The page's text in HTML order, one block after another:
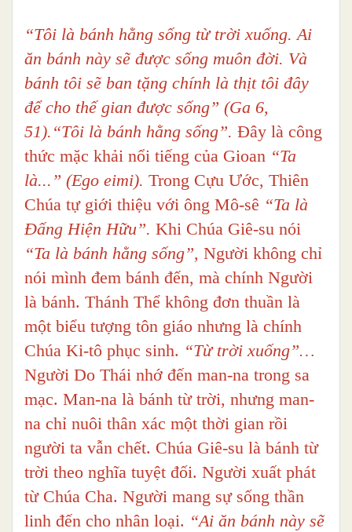
“Tôi là bánh hằng sống từ trời xuống. Ai
ăn bánh này sẽ được sống muôn đời. Và
bánh tôi sẽ ban tặng chính là thịt tôi đây
để cho thế gian được sống” (Ga 6,
51).“Tôi là bánh hằng sống”. Đây là công
thức mặc khải nổi tiếng của Gioan “Ta
là...” (Ego eimi). Trong Cựu Ước, Thiên
Chúa tự giới thiệu với ông Mô-sê “Ta là
Đấng Hiện Hữu”. Khi Chúa Giê-su nói
“Ta là bánh hằng sống”, Người không chỉ
nói mình đem bánh đến, mà chính Người
là bánh. Thánh Thể không đơn thuần là
một biểu tượng tôn giáo nhưng là chính
Chúa Ki-tô phục sinh. “Từ trời xuống”…
Người Do Thái nhớ đến man-na trong sa
mạc. Man-na là bánh từ trời, nhưng man-
na chỉ nuôi thân xác một thời gian rồi
người ta vẫn chết. Chúa Giê-su là bánh từ
trời theo nghĩa tuyệt đối. Người xuất phát
từ Chúa Cha. Người mang sự sống thần
linh đến cho nhân loại. “Ai ăn bánh này sẽ